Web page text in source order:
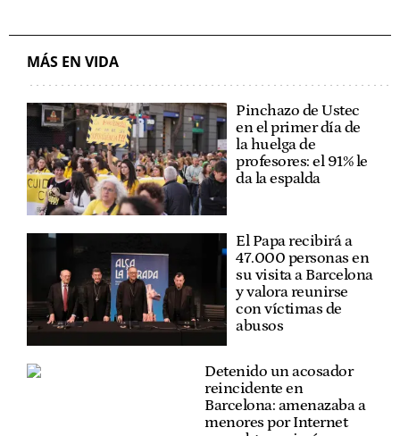
MÁS EN VIDA
Pinchazo de Ustec
en el primer día de
la huelga de
profesores: el 91% le
da la espalda
El Papa recibirá a
47.000 personas en
su visita a Barcelona
y valora reunirse
con víctimas de
abusos
Detenido un acosador
reincidente en
Barcelona: amenazaba a
menores por Internet